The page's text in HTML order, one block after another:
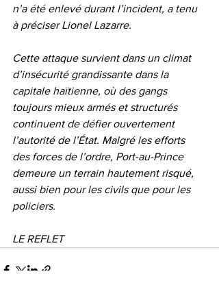
n’a été enlevé durant l’incident, a tenu
à préciser Lionel Lazarre.
Cette attaque survient dans un climat
d’insécurité grandissante dans la
capitale haïtienne, où des gangs
toujours mieux armés et structurés
continuent de défier ouvertement
l’autorité de l’État. Malgré les efforts
des forces de l’ordre, Port-au-Prince
demeure un terrain hautement risqué,
aussi bien pour les civils que pour les
policiers.
LE REFLET